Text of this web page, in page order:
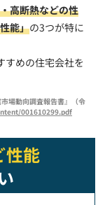
高断熱などの性
能」の3つが特に
すめの住宅会社を
場動向調査報告書』（令
001610299.pdf
性能